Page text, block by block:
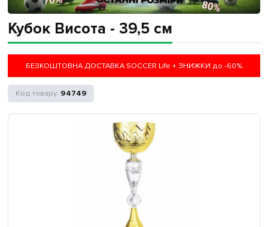
Кубок Висота - 39,5 см
БЕЗКОШТОВНА ДОСТАВКА SOCCER Life + ЗНИЖКИ до -60%
94749